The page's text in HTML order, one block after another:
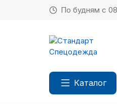
По будням с
Каталог